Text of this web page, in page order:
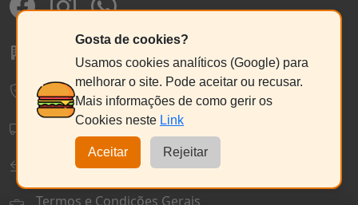
Sobre a Pneu Beato
Política de Privacidade e Cookies
Envios, Pagamentos e Ecovalor
Política de Devolução e Reembolso
Termos e Condições Gerais
Gosta de cookies?
Usamos cookies analíticos (Google) para
melhorar o site. Pode aceitar ou recusar.
Mais informações de como gerir os
Cookies neste Link
Aceitar Rejeitar